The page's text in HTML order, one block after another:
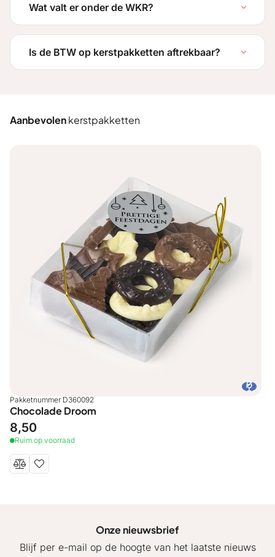
Wat valt er onder de WKR?
Is de BTW op kerstpakketten aftrekbaar?
Aanbevolenkerstpakketten
Pakketnummer D360092
Chocolade Droom
8,50
Ruim op voorraad
Onze nieuwsbrief
Blijf per e-mail op de hoogte van het laatste nieuws